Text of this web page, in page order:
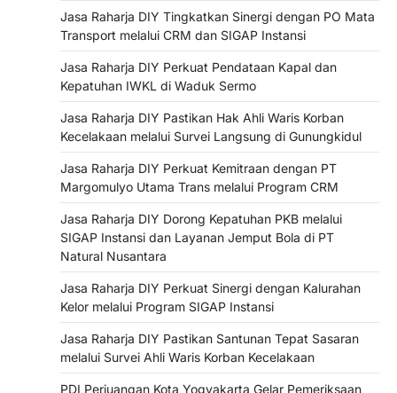
Jasa Raharja DIY Tingkatkan Sinergi dengan PO Mata
Transport melalui CRM dan SIGAP Instansi
Jasa Raharja DIY Perkuat Pendataan Kapal dan
Kepatuhan IWKL di Waduk Sermo
Jasa Raharja DIY Pastikan Hak Ahli Waris Korban
Kecelakaan melalui Survei Langsung di Gunungkidul
Jasa Raharja DIY Perkuat Kemitraan dengan PT
Margomulyo Utama Trans melalui Program CRM
Jasa Raharja DIY Dorong Kepatuhan PKB melalui
SIGAP Instansi dan Layanan Jemput Bola di PT
Natural Nusantara
Jasa Raharja DIY Perkuat Sinergi dengan Kalurahan
Kelor melalui Program SIGAP Instansi
Jasa Raharja DIY Pastikan Santunan Tepat Sasaran
melalui Survei Ahli Waris Korban Kecelakaan
PDI Perjuangan Kota Yogyakarta Gelar Pemeriksaan